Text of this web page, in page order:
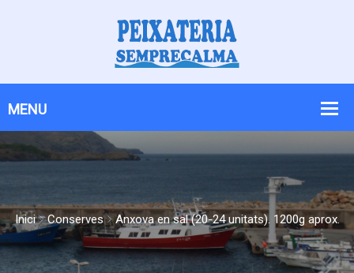
Inici Conserves Anxova en sal (20-24 unitats). 1200g aprox.